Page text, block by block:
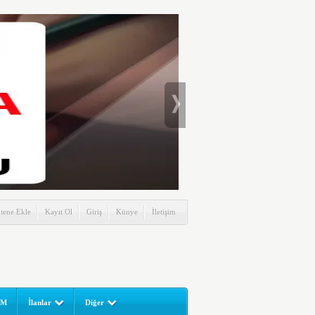
Ekle Kayıt Ol Giriş Künye İletişim
İlanlar Diğer